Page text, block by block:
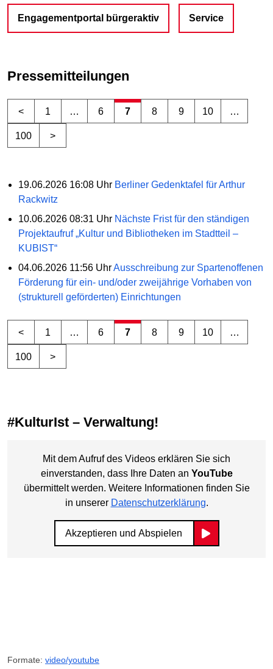
Engagementportal bürgeraktiv Service
Pressemitteilungen
< 1 … 6 7 8 9 10 …
100 >
19.06.2026 16:08 Uhr Berliner Gedenktafel für Arthur
Rackwitz
10.06.2026 08:31 Uhr Nächste Frist für den ständigen
Projektaufruf „Kultur und Bibliotheken im Stadtteil –
KUBIST“
04.06.2026 11:56 Uhr Ausschreibung zur Spartenoffenen
Förderung für ein- und/oder zweijährige Vorhaben von
(strukturell geförderten) Einrichtungen
< 1 … 6 7 8 9 10 …
100 >
#KulturIst – Verwaltung!
Mit dem Aufruf des Videos erklären Sie sich
einverstanden, dass Ihre Daten an YouTube
übermittelt werden. Weitere Informationen finden Sie
in unserer Datenschutzerklärung.
Akzeptieren und Abspielen
Formate: video/youtube